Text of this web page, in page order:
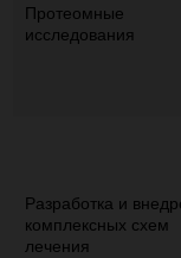
Протеомные
исследования
Разработка и
комплексных схем
лечения